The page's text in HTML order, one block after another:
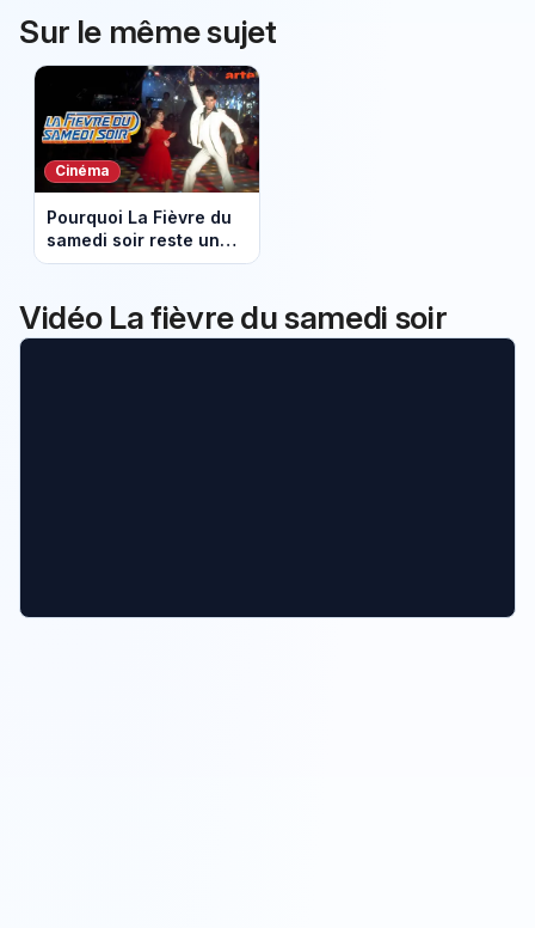
Sur le même sujet
Cinéma
Pourquoi La Fièvre du
samedi soir reste un
film culte à revoir
Vidéo La fièvre du samedi soir